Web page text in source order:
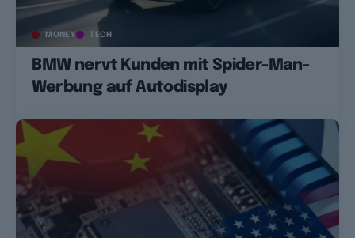
MONEY TECH
BMW nervt Kunden mit Spider-Man-
Werbung auf Autodisplay